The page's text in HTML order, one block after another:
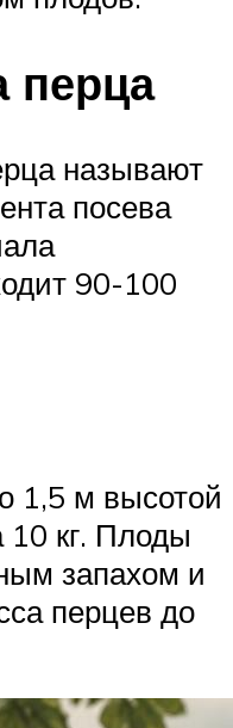
перца
называют
посева
90-100
1,5 м высотой
10 кг. Плоды
запахом и
перцев до